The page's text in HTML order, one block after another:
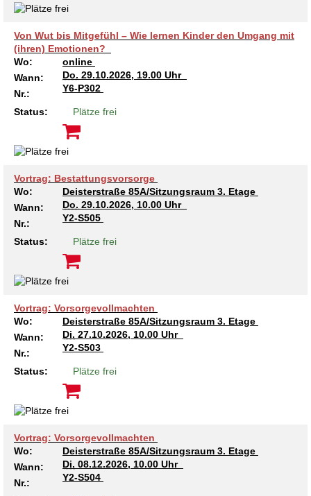
Von Wut bis Mitgefühl – Wie lernen Kinder den Umgang mit
(ihren) Emotionen?
Wo:
online
Wann:
Do. 29.10.2026, 19.00 Uhr
Nr.:
Y6-P302
Status: Plätze frei
Vortrag: Bestattungsvorsorge
Wo:
Deisterstraße 85A/Sitzungsraum 3. Etage
Wann:
Do. 29.10.2026, 10.00 Uhr
Nr.:
Y2-S505
Status: Plätze frei
Vortrag: Vorsorgevollmachten
Wo:
Deisterstraße 85A/Sitzungsraum 3. Etage
Wann:
Di. 27.10.2026, 10.00 Uhr
Nr.:
Y2-S503
Status: Plätze frei
Vortrag: Vorsorgevollmachten
Wo:
Deisterstraße 85A/Sitzungsraum 3. Etage
Wann:
Di. 08.12.2026, 10.00 Uhr
Nr.:
Y2-S504